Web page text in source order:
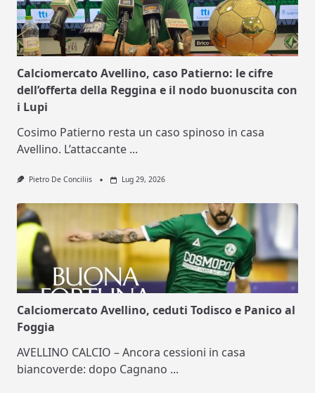
Calciomercato Avellino, caso Patierno: le cifre
dell’offerta della Reggina e il nodo buonuscita con
i Lupi
Cosimo Patierno resta un caso spinoso in casa
Avellino. L’attaccante ...
Pietro De Conciliis Lug 29, 2026
Calciomercato Avellino, ceduti Todisco e Panico al
Foggia
AVELLINO CALCIO – Ancora cessioni in casa
biancoverde: dopo Cagnano ...